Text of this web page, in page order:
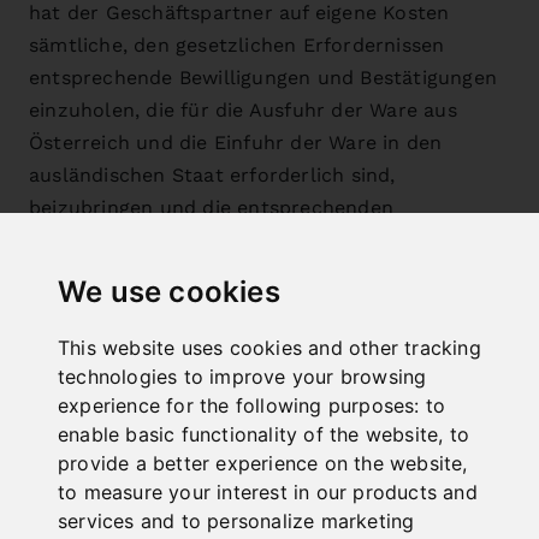
We use cookies
This website uses cookies and other tracking
technologies to improve your browsing
experience for the following purposes: to
enable basic functionality of the website, to
provide a better experience on the website,
to measure your interest in our products and
services and to personalize marketing
hat der Geschäftspartner auf eigene Kosten
sämtliche, den gesetzlichen Erfordernissen
entsprechende Bewilligungen und Bestätigungen
einzuholen, die für die Ausfuhr der Ware aus
Österreich und die Einfuhr der Ware in den
ausländischen Staat erforderlich sind,
beizubringen und die entsprechenden
5.11. Ist bei Vertragsabschluss kein
Liefer-/Leistungsort vereinbart worden, sind wir
berechtigt, die Lieferung/Leistung am Sitz oder
an einer anderen Niederlassung des
Geschäftspartners vorzunehmen.
5.12. Wird die Ware vom Geschäftspartner am
Lieferort nicht fristgerecht übernommen sind wir